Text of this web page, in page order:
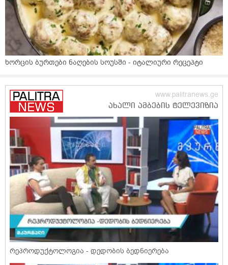
ხორცის ბურთები ნაღების სოუსში - იტალიური რეცეპტი
რეპროდუქტოლოგია - დედობის ბედნიერება